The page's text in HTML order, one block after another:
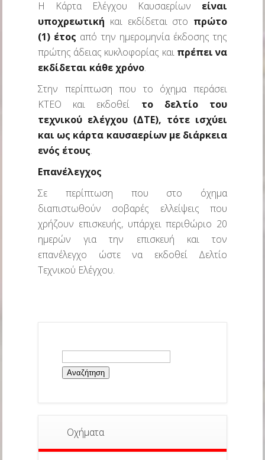
Η Κάρτα Ελέγχου Καυσαερίων είναι
υποχρεωτική και εκδίδεται στο πρώτο
(1) έτος από την ημερομηνία έκδοσης της
πρώτης άδειας κυκλοφορίας και πρέπει να
εκδίδεται κάθε χρόνο.
Στην περίπτωση που το όχημα περάσει
ΚΤΕΟ και εκδοθεί το δελτίο του
τεχνικού ελέγχου (ΔΤΕ), τότε ισχύει
και ως κάρτα καυσαερίων με διάρκεια
ενός έτους.
Επανέλεγχος
Σε περίπτωση που στο όχημα
διαπιστωθούν σοβαρές ελλείψεις που
χρήζουν επισκευής, υπάρχει περιθώριο 20
ημερών για την επισκευή και τον
επανέλεγχο ώστε να εκδοθεί Δελτίο
Τεχνικού Ελέγχου.
Αναζήτηση
για:
Οχήματα